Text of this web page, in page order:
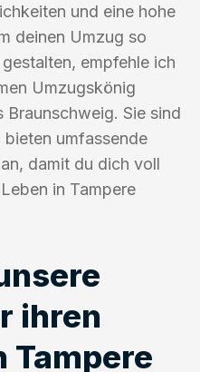
und eine hohe
deinen Umzug so
empfehle ich
Umzugskönig
Sie sind
umfassende
damit du dich voll
in Tampere
ihren
Tampere